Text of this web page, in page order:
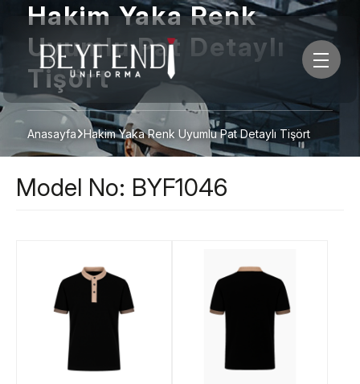
Hakim Yaka Renk
Uyumlu Pat Detaylı
Tişört
Anasayfa Hakim Yaka Renk Uyumlu Pat Detaylı Tişört
Model No: BYF1046